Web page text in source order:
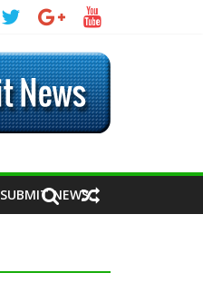
SUBMIT NEWS